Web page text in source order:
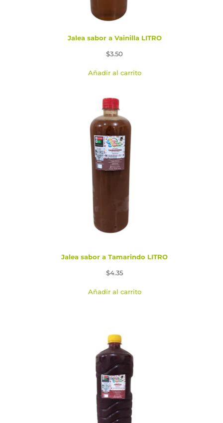
Jalea sabor a Vainilla LITRO
$3.50
Añadir al carrito
Jalea sabor a Tamarindo LITRO
$4.35
Añadir al carrito